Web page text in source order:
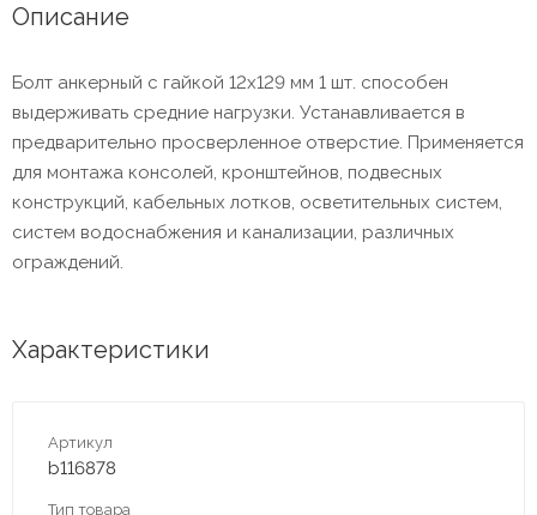
Описание
Болт анкерный с гайкой 12х129 мм 1 шт. способен
выдерживать средние нагрузки. Устанавливается в
предварительно просверленное отверстие. Применяется
для монтажа консолей, кронштейнов, подвесных
конструкций, кабельных лотков, осветительных систем,
систем водоснабжения и канализации, различных
ограждений.
Характеристики
Артикул
b116878
Тип товара